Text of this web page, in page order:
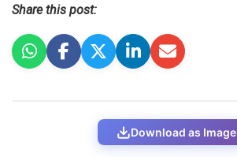
Share this post:
Download as Image